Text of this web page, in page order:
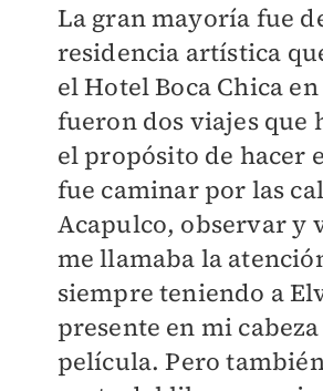
La gran mayoría fue
residencia artística
el Hotel Boca Chica
fueron dos viajes que
el propósito de hacer
fue caminar por las
Acapulco, observar y
me llamaba la
siempre teniendo a
presente en mi
película. Pero